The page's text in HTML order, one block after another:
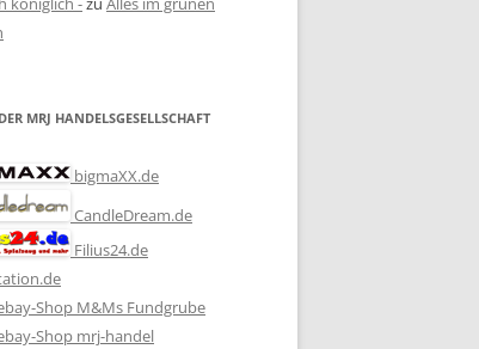
MRJ HANDELSGESELLSCHAFT
bigmaXX.de
CandleDream.de
Filius24.de
Shop M&Ms Fundgrube
Shop mrj-handel